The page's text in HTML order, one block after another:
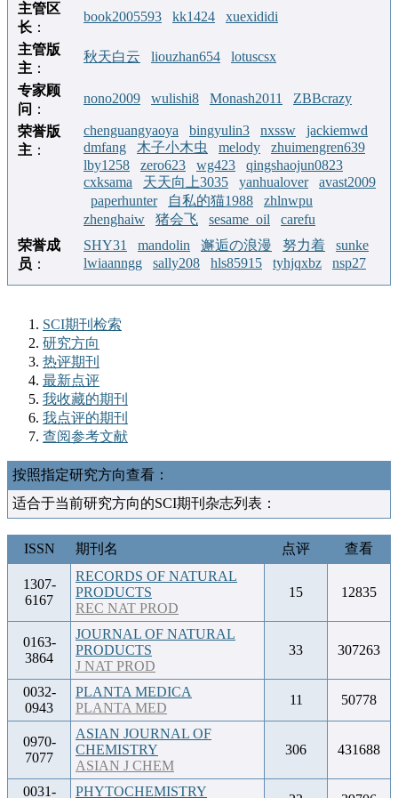
主管区
长 ：
book2005593 kk1424 xuexididi
主管版
主 ：
秋天白云 liouzhan654 lotuscsx
专家顾
问 ：
nono2009 wulishi8 Monash2011 ZBBcrazy
荣誉版
主 ：
chenguangyaoya bingyulin3 nxssw
jackiemwd
dmfang
木子小木虫 melody
zhuimengren639
lby1258
zero623 wg423
qingshaojun0823
cxksama
天天向上3035 yanhualover
avast2009
paperhunter
自私的猫1988
zhlnwpu
zhenghaiw
猪会飞 sesame_oil
carefu
荣誉成
员 ：
SHY31 mandolin 邂逅の浪漫 努力着
sunke
lwiaanngg
sally208 hls85915 tyhjqxbz nsp27
SCI期刊检索
研究方向
热评期刊
最新点评
我收藏的期刊
我点评的期刊
查阅参考文献
按照指定研究方向查看：
适合于当前研究方向的SCI期刊杂志列表：
ISSN 期刊名 点评 查看
1307-
6167
RECORDS OF NATURAL
PRODUCTS
REC NAT PROD
15 12835
0163-
3864
JOURNAL OF NATURAL
PRODUCTS
J NAT PROD
33 307263
0032-
0943
PLANTA MEDICA
PLANTA MED
11 50778
0970-
7077
ASIAN JOURNAL OF
CHEMISTRY
ASIAN J CHEM
306 431688
0031- PHYTOCHEMISTRY